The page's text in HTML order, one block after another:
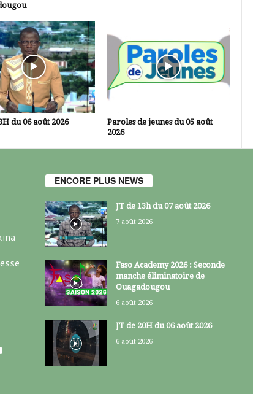
du 06 août 2026
Paroles de jeunes du 05 août
2026
ENCORE PLUS NEWS
JT de 13h du 07 août 2026
7 août 2026
Faso Academy 2026 : Seconde
manche éliminatoire de
Ouagadougou
6 août 2026
JT de 20H du 06 août 2026
6 août 2026